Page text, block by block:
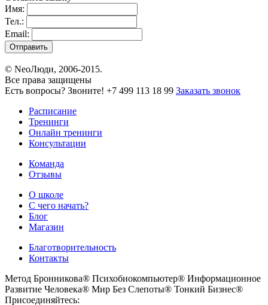
Имя:
Тел.:
Email:
© NeoЛюди, 2006-2015.
Все права защищены
Есть вопросы? Звоните! +7 499 113 18 99 Заказать звонок
Расписание
Тренинги
Онлайн тренинги
Консультации
Команда
Отзывы
О школе
С чего начать?
Блог
Магазин
Благотворительность
Контакты
Метод Бронникова® Психобиокомпьютер® Информационное
Развитие Человека® Мир Без Слепоты® Тонкий Бизнес®
Присоединяйтесь: